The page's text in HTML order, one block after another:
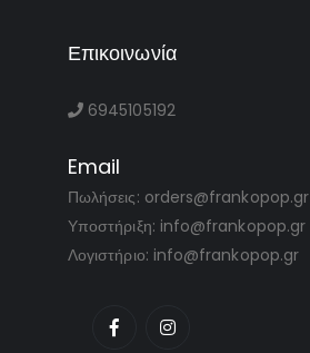
Επικοινωνία
6945105192
Email
Πωλήσεις: orders@frankopop.gr
Υποστήριξη: info@frankopop.gr
Λογιστήριο: info@frankopop.gr